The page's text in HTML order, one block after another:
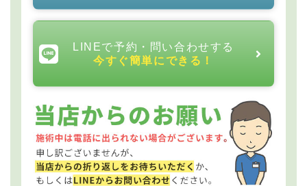
LINEで予約・問い合わせする
今すぐ簡単にできる！